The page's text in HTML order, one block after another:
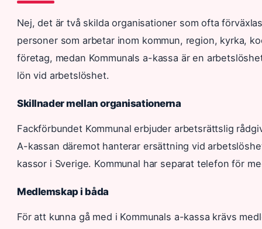
Nej, det är två skilda organisationer som ofta
personer som arbetar inom kommun, region, kyrka,
företag, medan Kommunals a-kassa är en
lön vid arbetslöshet.
Skillnader mellan organisationerna
Fackförbundet Kommunal erbjuder arbetsrättslig
A-kassan däremot hanterar ersättning vid
kassor i Sverige. Kommunal har separat telefon för
Medlemskap i båda
För att kunna gå med i Kommunals a-kassa krävs